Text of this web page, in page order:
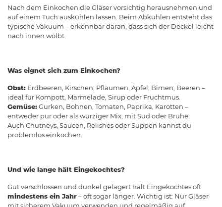
Nach dem Einkochen die Gläser vorsichtig herausnehmen und
auf einem Tuch auskühlen lassen. Beim Abkühlen entsteht das
typische Vakuum – erkennbar daran, dass sich der Deckel leicht
nach innen wölbt.
Was eignet sich zum Einkochen?
Obst: Erdbeeren, Kirschen, Pflaumen, Äpfel, Birnen, Beeren –
ideal für Kompott, Marmelade, Sirup oder Fruchtmus.
Gemüse:Gurken, Bohnen, Tomaten, Paprika, Karotten –
entweder pur oder als würziger Mix, mit Sud oder Brühe.
Auch Chutneys, Saucen, Relishes oder Suppen kannst du
problemlos einkochen.
Und wie lange hält Eingekochtes?
Gut verschlossen und dunkel gelagert hält Eingekochtes oft
mindestens ein Jahr– oft sogar länger. Wichtig ist: Nur Gläser